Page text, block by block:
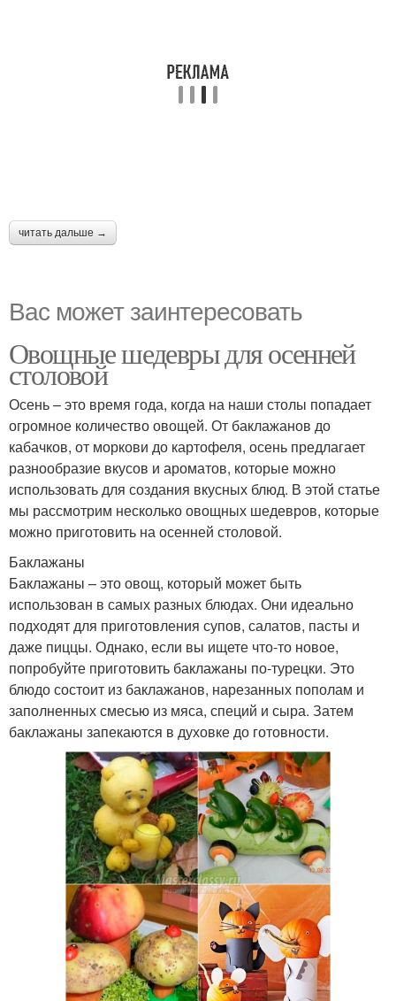
читать дальше →
Вас может заинтересовать
Овощные шедевры для осенней
столовой
Осень – это время года, когда на наши столы попадает
огромное количество овощей. От баклажанов до
кабачков, от моркови до картофеля, осень предлагает
разнообразие вкусов и ароматов, которые можно
использовать для создания вкусных блюд. В этой статье
мы рассмотрим несколько овощных шедевров, которые
можно приготовить на осенней столовой.
Баклажаны
Баклажаны – это овощ, который может быть
использован в самых разных блюдах. Они идеально
подходят для приготовления супов, салатов, пасты и
даже пиццы. Однако, если вы ищете что-то новое,
попробуйте приготовить баклажаны по-турецки. Это
блюдо состоит из баклажанов, нарезанных пополам и
заполненных смесью из мяса, специй и сыра. Затем
баклажаны запекаются в духовке до готовности.